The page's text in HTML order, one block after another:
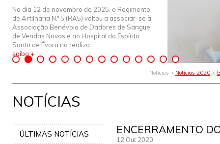
No dia 12 de novembro de 2025, o Regimento
de Artilharia N.º 5 (RA5) voltou a associar-se à
Associação Benévola de Dadores de Sangue
de Vendas Novas e ao Hospital do Espírito
Santo de Évora na realiza...
saiba +
Notícias > Notícias 2020 >
NOTÍCIAS
ÚLTIMAS NOTÍCIAS ENCERRAMENTO
12 Out 2020